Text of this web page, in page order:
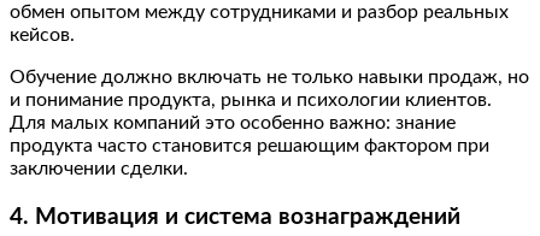
обмен опытом между сотрудниками и разбор реальных
кейсов.
Обучение должно включать не только навыки продаж, но
и понимание продукта, рынка и психологии клиентов.
Для малых компаний это особенно важно: знание
продукта часто становится решающим фактором при
заключении сделки.
4. Мотивация и система вознаграждений